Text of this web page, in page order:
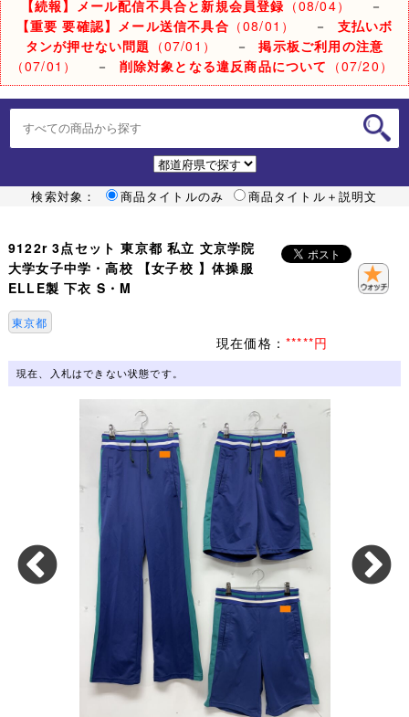
【続報】メール配信不具合と新規会員登録 （08/04）
－
【重要 要確認】メール送信不具合 （08/01） － 支払いボ
タンが押せない問題 （07/01） －掲示板ご利用の注意
（07/01）
－ 削除対象となる違反商品について （07/20）
検索対象： 商品タイトルのみ 商品タイトル＋説明文
9122r 3点セット 東京都 私立 文京学院
大学女子中学・高校 【女子校 】体操服
ELLE製 下衣 S・M
東京都
現在価格： *****円
現在、入札はできない状態です。